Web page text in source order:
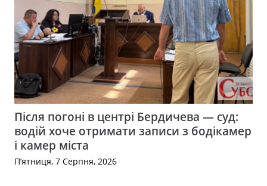
Після погоні в центрі Бердичева — суд:
водій хоче отримати записи з бодікамер
і камер міста
П’ятниця, 7 Серпня, 2026